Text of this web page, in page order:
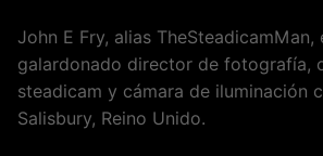
John E Fry, alias TheSteadicamMan,
galardonado director de fotografía,
steadicam y cámara de iluminación
Salisbury, Reino Unido.